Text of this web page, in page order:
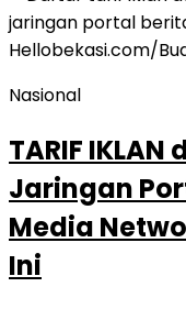
Nasional
TARIF IKLAN
Jaringan
Media
Ini